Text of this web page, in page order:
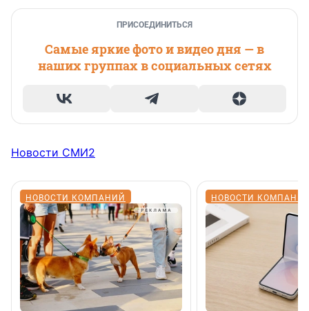
ПРИСОЕДИНИТЬСЯ
Самые яркие фото и видео дня — в
наших группах в социальных сетях
Новости СМИ2
НОВОСТИ КОМПАНИЙ НОВОСТИ